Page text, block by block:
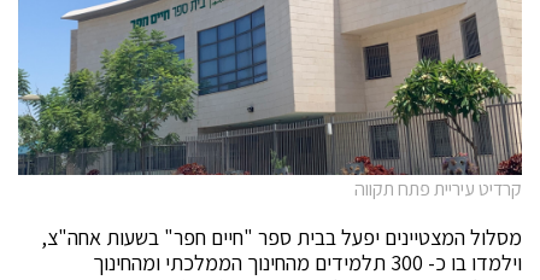
קרדיט עיריית פתח תקווה
מסלול המצטיינים יפעל בבית ספר "חיים חפר" בשעות אחה"צ,
וילמדו בו כ- 300 תלמידים מהחינוך הממלכתי ומהחינוך